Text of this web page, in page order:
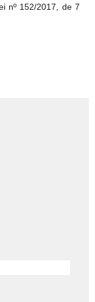
nº 152/2017, de 7